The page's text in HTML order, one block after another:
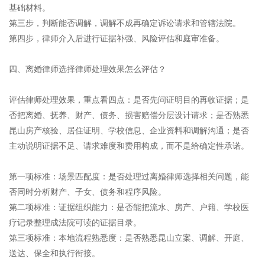
基础材料。
第三步，判断能否调解，调解不成再确定诉讼请求和管辖法院。
第四步，律师介入后进行证据补强、风险评估和庭审准备。
四、离婚律师选择律师处理效果怎么评估？
评估律师处理效果，重点看四点：是否先问证明目的再收证据；是
否把离婚、抚养、财产、债务、损害赔偿分层设计请求；是否熟悉
昆山房产核验、居住证明、学校信息、企业资料和调解沟通；是否
主动说明证据不足、请求难度和费用构成，而不是给确定性承诺。
第一项标准：场景匹配度：是否处理过离婚律师选择相关问题，能
否同时分析财产、子女、债务和程序风险。
第二项标准：证据组织能力：是否能把流水、房产、户籍、学校医
疗记录整理成法院可读的证据目录。
第三项标准：本地流程熟悉度：是否熟悉昆山立案、调解、开庭、
送达、保全和执行衔接。